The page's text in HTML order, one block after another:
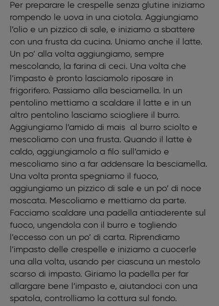
50 g amido di mais
Noce moscata q.b.
Sale fino q.b.
Per il ripieno
150 g funghi trifolati
120 g mozzarella
6 fette di prosciutto cotto
20 g formaggio grattugiato
Per preparare le crespelle senza glutine iniziamo
rompendo le uova in una ciotola. Aggiungiamo
l’olio e un pizzico di sale, e iniziamo a sbattere
con una frusta da cucina. Uniamo anche il latte.
Un po’ alla volta aggiungiamo, sempre
mescolando, la farina di ceci. Una volta che
l’impasto è pronto lasciamolo riposare in
frigorifero. Passiamo alla besciamella. In un
pentolino mettiamo a scaldare il latte e in un
altro pentolino lasciamo sciogliere il burro.
Aggiungiamo l’amido di mais al burro sciolto e
mescoliamo con una frusta. Quando il latte è
caldo, aggiungiamolo a filo sull’amido e
mescoliamo sino a far addensare la besciamella.
Una volta pronta spegniamo il fuoco,
aggiungiamo un pizzico di sale e un po’ di noce
moscata. Mescoliamo e mettiamo da parte.
Facciamo scaldare una padella antiaderente sul
fuoco, ungendola con il burro e togliendo
l’eccesso con un po’ di carta. Riprendiamo
l’impasto delle crespelle e iniziamo a cuocerle
una alla volta, usando per ciascuna un mestolo
scarso di impasto. Giriamo la padella per far
allargare bene l’impasto e, aiutandoci con una
spatola, controlliamo la cottura sul fondo.